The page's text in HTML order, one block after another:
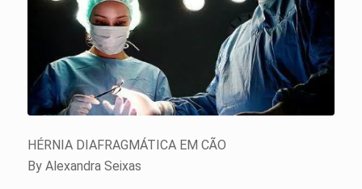
HÉRNIA DIAFRAGMÁTICA EM CÃO
By Alexandra Seixas